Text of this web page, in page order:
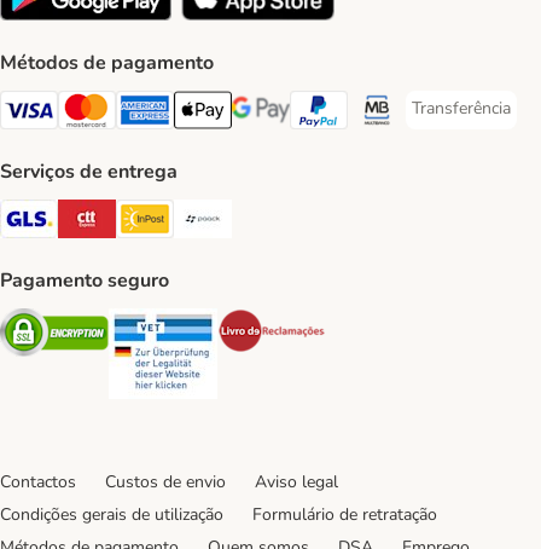
Métodos de pagamento
Visa Payment Method
Mastercard Payment Method
American Express Payment Method
Apple Pay Payment Method
Google Pay Payment Method
PayPal Payment Method
Multibanco Payment
Transferência
Transferência
Serviços de entrega
GLS Shipping Method
CTTExpress Shipping Method
InPost Shipping Method
Pagamento seguro
Security Security
Contactos Custos de envio
Aviso legal
Condições gerais de utilização
Formulário de retratação